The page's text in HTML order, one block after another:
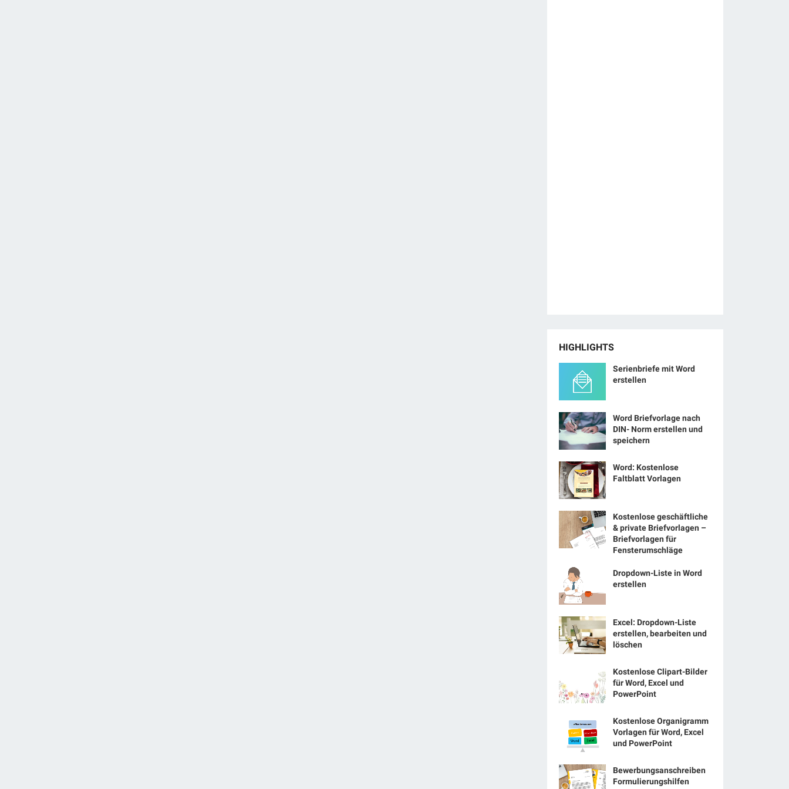
HIGHLIGHTS
Serienbriefe mit Word
erstellen
Word Briefvorlage nach
DIN- Norm erstellen und
speichern
Word: Kostenlose
Faltblatt Vorlagen
Kostenlose geschäftliche
& private Briefvorlagen –
Briefvorlagen für
Fensterumschläge
Dropdown-Liste in Word
erstellen
Excel: Dropdown-Liste
erstellen, bearbeiten und
löschen
Kostenlose Clipart-Bilder
für Word, Excel und
PowerPoint
Kostenlose Organigramm
Vorlagen für Word, Excel
und PowerPoint
Bewerbungsanschreiben
Formulierungshilfen